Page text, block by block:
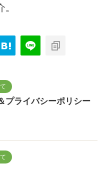
プライバシーポリシー